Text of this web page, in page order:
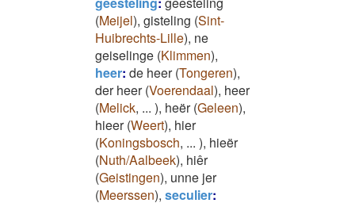
(Meijel), gisteling (Sint-
Huibrechts-Lille), ne
geiselinge (Klimmen),
heer: de heer(Tongeren),
der heer(Voerendaal), heer
(Melick, ... ), heër(Geleen),
hieer(Weert), hier
(Koningsbosch, ... ), hieër
(Nuth/Aalbeek), hiêr
(Geistingen), unne jer
(Meerssen), seculier: